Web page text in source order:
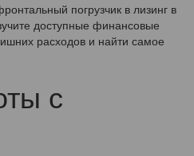
погрузчик в лизинг в
доступные финансовые
расходов и найти самое
с